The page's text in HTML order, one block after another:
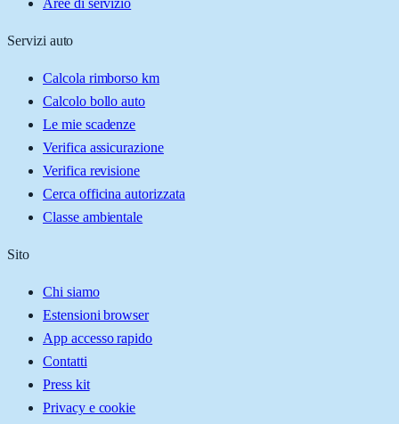
Servizi auto
Calcola rimborso km
Calcolo bollo auto
Le mie scadenze
Verifica assicurazione
Verifica revisione
Cerca officina autorizzata
Classe ambientale
Sito
Chi siamo
Estensioni browser
App accesso rapido
Contatti
Press kit
Privacy e cookie